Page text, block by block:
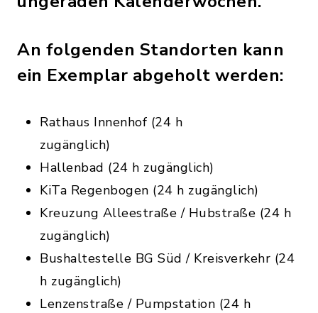
An folgenden Standorten kann
ein Exemplar abgeholt werden:
Rathaus Innenhof (24 h
Hallenbad (24 h zugänglich)
KiTa Regenbogen (24 h zugänglich)
Kreuzung Alleestraße / Hubstraße (24 h
zugänglich)
Bushaltestelle BG Süd / Kreisverkehr (24
h zugänglich)
Lenzenstraße / Pumpstation (24 h